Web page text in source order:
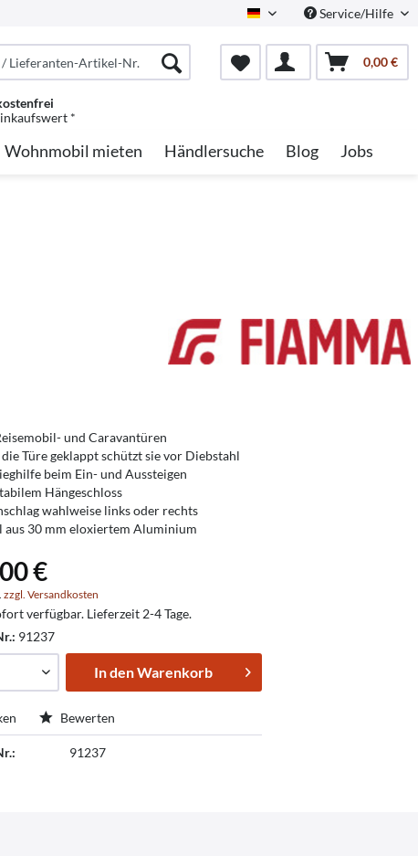
German Service/Hilfe
0,00 €
*
Wohnmobil mieten Händlersuche Blog Jobs
und Caravantüren
Türe geklappt schützt sie vor Diebstahl
beim Ein- und Aussteigen
Hängeschloss
wahlweise links oder rechts
aus 30 mm eloxiertem Aluminium
€
zzgl. Versandkosten
verfügbar. Lieferzeit 2-4 Tage.
91237
In denWarenkorb
Bewerten
91237